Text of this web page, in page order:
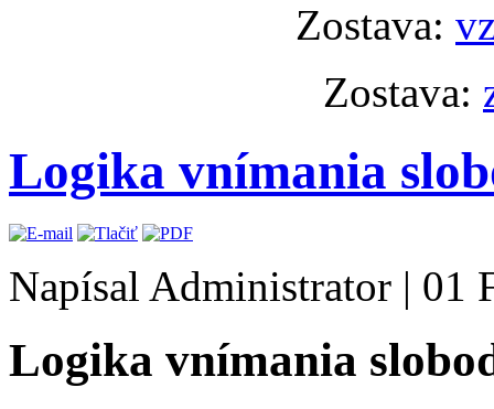
Zostava:
Zostava:
Logika vnímania
Napísal Administrator | 01
Logika vnímania